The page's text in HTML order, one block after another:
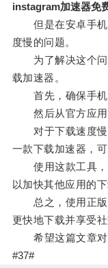
instagram加速器免
但是在安卓手机
度慢的问题。
为了解决这个问
载加速器。
首先，确保手机
然后从官方应用
对于下载速度慢
一款下载加速器，
使用这款工具，
以加快其他应用的下
总之，使用正版
更快地下载并享受
希望这篇文章对
#37#